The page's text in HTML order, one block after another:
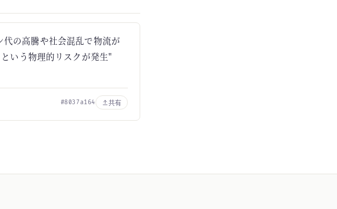
の高騰や社会混乱で物流が
いう物理的リスクが発生"
#8037a164 共有